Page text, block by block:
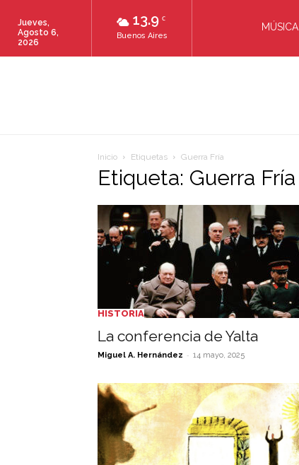
13.9 C
Buenos Aires
Jueves,
Agosto 6,
2026
MÚSICA
Inicio Etiquetas Guerra Fría
Etiqueta: Guerra Fría
HISTORIA
La conferencia de Yalta
Miguel A. Hernández - 14 mayo, 2025